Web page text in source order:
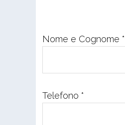
Nome e Cognome *
Telefono *